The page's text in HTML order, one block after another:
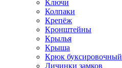
Ключи
Колпаки
Крепёж
Кронштейны
Крылья
Крыша
Крюк буксировочный
Личинки замков